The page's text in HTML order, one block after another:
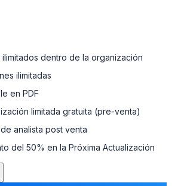
venta de nuestros analistas y una
gratuita del informe dentro de 180
a continuación.
ilimitados dentro de la organización
ilimitadas
en PDF
limitada gratuita (pre-venta)
analista post venta
del 50% en la Próxima Actualización